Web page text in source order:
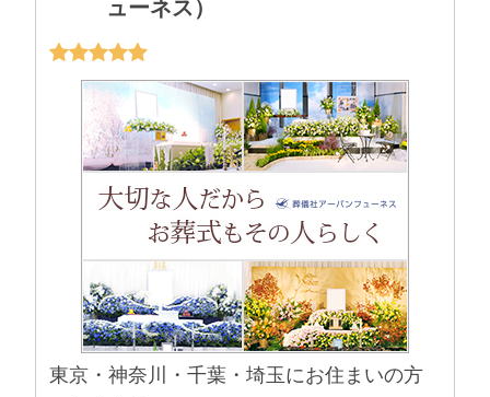
ューネス）
東京・神奈川・千葉・埼玉にお住まいの方